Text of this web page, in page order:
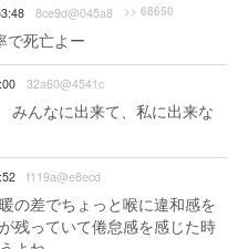
8ce9d@045a8 >> 68650
で死亡よー
32a60@4541c
んなに出来て、私に出来な
f119a@e8ecd
の差でちょっと喉に違和感を
残っていて倦怠感を感じた時